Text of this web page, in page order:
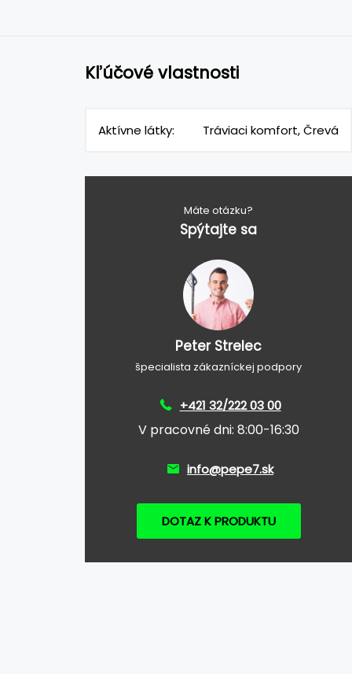
Kľúčové vlastnosti
Aktívne látky: Tráviaci komfort, Črevá
Máte otázku?
Spýtajte sa
Peter Strelec
špecialista zákazníckej podpory
+421 32/222 03 00
V pracovné dni: 8:00-16:30
info@pepe7.sk
DOTAZ K PRODUKTU